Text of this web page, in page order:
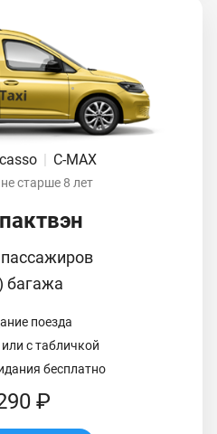
| C-MAX
старше 8 лет
багажа
поезда
с табличкой
бесплатно
₽